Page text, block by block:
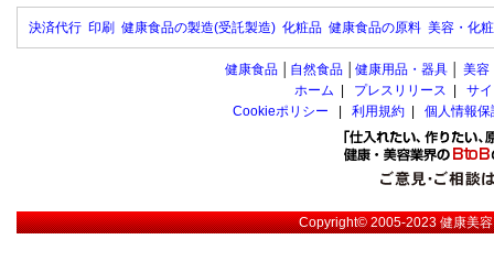
決済代行 印刷 健康食品の製造(受託製造) 化粧品 健康食品の原料 美容・化
健康食品 自然食品 健康用品・器具 美容
ホーム
プレスリリース
サ
Cookieポリシー
利用規約 個人情報
Copyright© 2005-2023健康美